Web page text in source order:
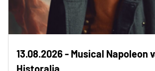
13.08.2026 - Musical Napoleon
Historalia